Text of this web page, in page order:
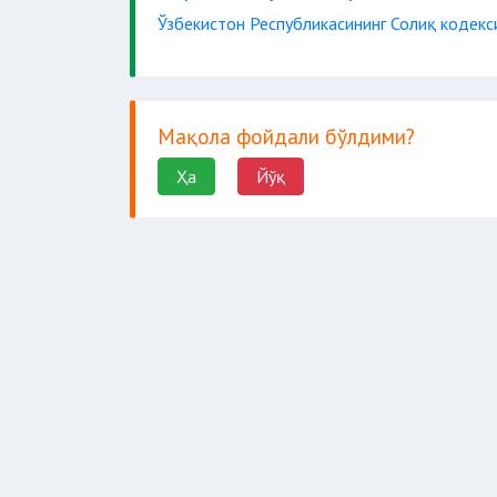
Ўзбекистон Республикасининг Солиқ
Мақола фойдали бўлдими?
Ҳа Йўқ